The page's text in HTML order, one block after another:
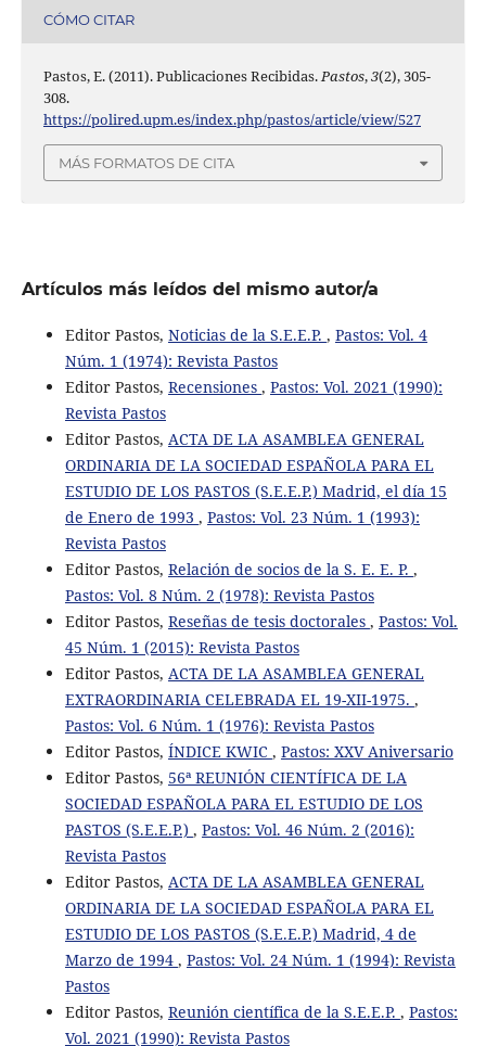
CÓMO CITAR
Pastos, E. (2011). Publicaciones Recibidas.Pastos,3(2), 305-
308.
https://polired.upm.es/index.php/pastos/article/view/527
MÁS FORMATOS DE CITA
Artículos más leídos del mismo autor/a
Editor Pastos, Noticias de la S.E.E.P. , Pastos: Vol. 4
Núm. 1 (1974): Revista Pastos
Editor Pastos, Recensiones , Pastos: Vol. 2021 (1990):
Revista Pastos
Editor Pastos, ACTA DE LA ASAMBLEA GENERAL
ORDINARIA DE LA SOCIEDAD ESPAÑOLA PARA EL
ESTUDIO DE LOS PASTOS (S.E.E.P.) Madrid, el día 15
de Enero de 1993 , Pastos: Vol. 23 Núm. 1 (1993):
Revista Pastos
Editor Pastos, Relación de socios de la S. E. E. P. ,
Pastos: Vol. 8 Núm. 2 (1978): Revista Pastos
Editor Pastos, Reseñas de tesis doctorales , Pastos: Vol.
45 Núm. 1 (2015): Revista Pastos
Editor Pastos, ACTA DE LA ASAMBLEA GENERAL
EXTRAORDINARIA CELEBRADA EL 19-XII-1975. ,
Pastos: Vol. 6 Núm. 1 (1976): Revista Pastos
Editor Pastos, ÍNDICE KWIC , Pastos: XXV Aniversario
Editor Pastos, 56ª REUNIÓN CIENTÍFICA DE LA
SOCIEDAD ESPAÑOLA PARA EL ESTUDIO DE LOS
PASTOS (S.E.E.P.) , Pastos: Vol. 46 Núm. 2 (2016):
Revista Pastos
Editor Pastos, ACTA DE LA ASAMBLEA GENERAL
ORDINARIA DE LA SOCIEDAD ESPAÑOLA PARA EL
ESTUDIO DE LOS PASTOS (S.E.E.P.) Madrid, 4 de
Marzo de 1994 , Pastos: Vol. 24 Núm. 1 (1994): Revista
Pastos
Editor Pastos, Reunión científica de la S.E.E.P. , Pastos:
Vol. 2021 (1990): Revista Pastos